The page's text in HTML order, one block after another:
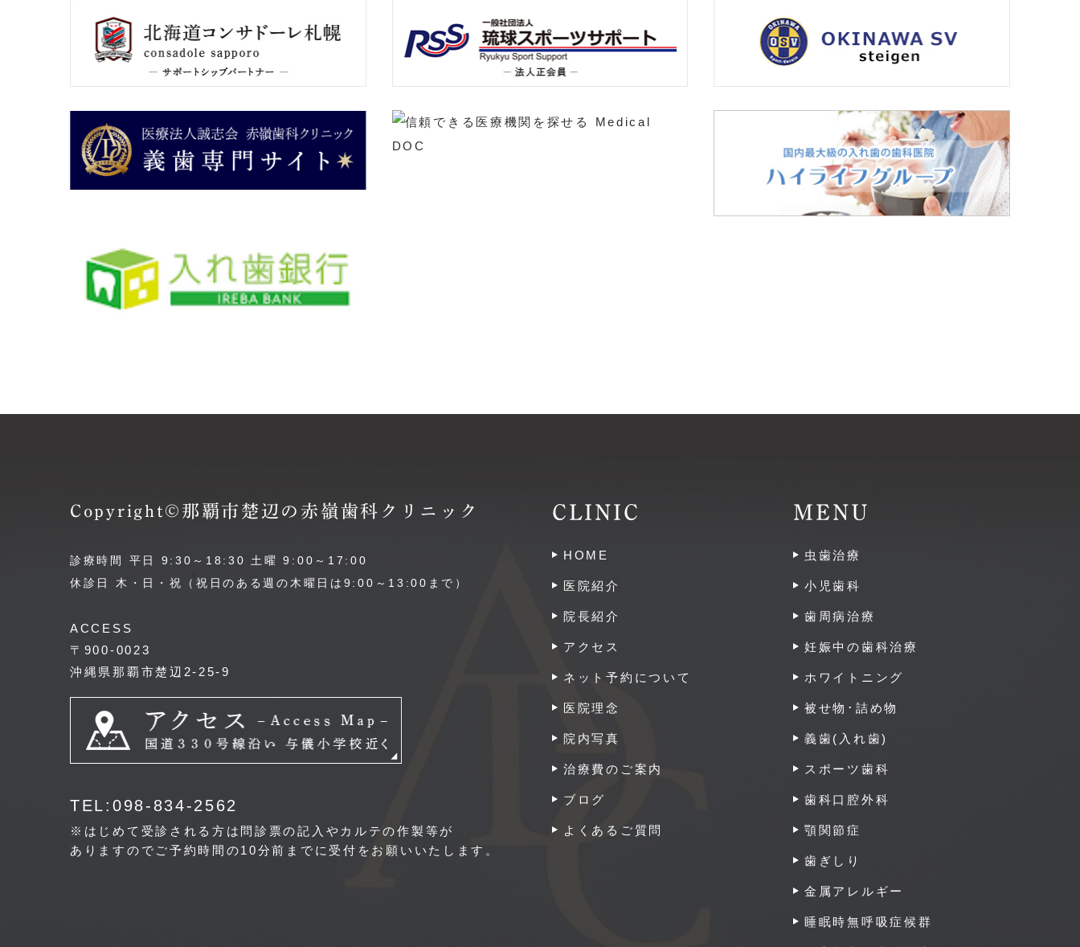
Copyright©那覇市楚辺の赤嶺歯科クリニック
診療時間 平日 9:30～18:30 土曜 9:00～17:00
休診日 木・日・祝（祝日のある週の木曜日は9:00～13:00まで）
ACCESS
〒900-0023
沖縄県那覇市楚辺2-25-9
TEL:098-834-2562
※はじめて受診される方は問診票の記入やカルテの作製等が
ありますのでご予約時間の10分前までに受付をお願いいたします。
CLINIC
HOME
医院紹介
院長紹介
アクセス
ネット予約について
医院理念
院内写真
治療費のご案内
ブログ
よくあるご質問
MENU
虫歯治療
小児歯科
歯周病治療
妊娠中の歯科治療
ホワイトニング
被せ物･詰め物
義歯(入れ歯)
スポーツ歯科
歯科口腔外科
顎関節症
歯ぎしり
金属アレルギー
睡眠時無呼吸症候群